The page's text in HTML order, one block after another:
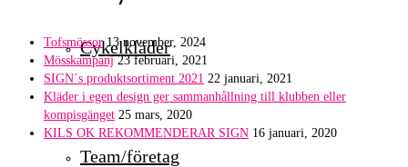
Cykelkläder
Team/företag
Tofsmössor 13 november, 2024
Mösskampanj 23 februari, 2021
SIGN´s produktsortiment 2021 22 januari, 2021
Kläder i egen design ger sammanhållning till klubben eller
kompisgänget 25 mars, 2020
KILS OK REKOMMENDERAR SIGN 16 januari, 2020